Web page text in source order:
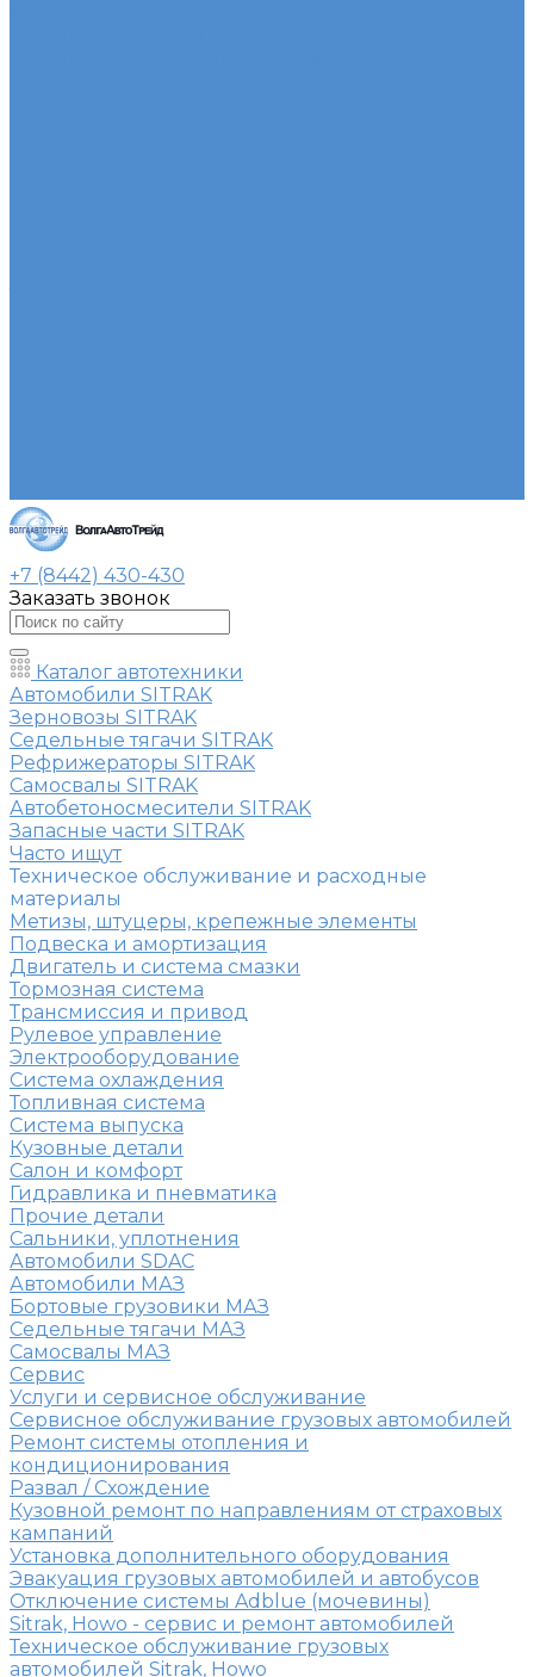
+7 (8442) 430-430
Заказать звонок
Каталог автотехники
Автомобили SITRAK
Зерновозы SITRAK
Седельные тягачи SITRAK
Рефрижераторы SITRAK
Самосвалы SITRAK
Автобетоносмесители SITRAK
Запасные части SITRAK
Часто ищут
Техническое обслуживание и расходные
материалы
Метизы, штуцеры, крепежные элементы
Подвеска и амортизация
Двигатель и система смазки
Тормозная система
Трансмиссия и привод
Рулевое управление
Электрооборудование
Система охлаждения
Топливная система
Система выпуска
Кузовные детали
Салон и комфорт
Гидравлика и пневматика
Прочие детали
Сальники, уплотнения
Автомобили SDAC
Автомобили МАЗ
Бортовые грузовики МАЗ
Седельные тягачи МАЗ
Самосвалы МАЗ
Сервис
Услуги и сервисное обслуживание
Сервисное обслуживание грузовых автомобилей
Ремонт системы отопления и
кондиционирования
Развал / Схождение
Кузовной ремонт по направлениям от страховых
кампаний
Установка дополнительного оборудования
Эвакуация грузовых автомобилей и автобусов
Отключение системы Adblue (мочевины)
Sitrak, Howo - сервис и ремонт автомобилей
Техническое обслуживание грузовых
автомобилей Sitrak, Howo